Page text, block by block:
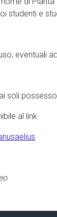
studenti e
eventuali
soli
al link